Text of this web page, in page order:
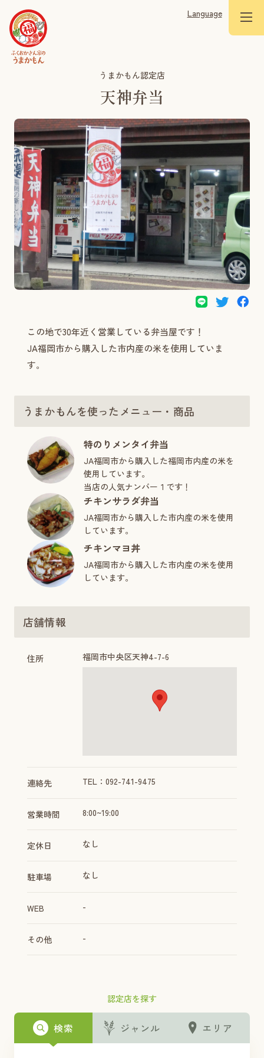
Language
うまかもん認定店
天神弁当
認定店を探す
検索 ジャンル エリア
この地で30年近く営業している弁当屋です！
JA福岡市から購入した市内産の米を使用していま
す。
うまかもんを使ったメニュー・商品
特のりメンタイ弁当
JA福岡市から購入した福岡市内産の米を
使用しています。
当店の人気ナンバー１です！
チキンサラダ弁当
JA福岡市から購入した市内産の米を使用
しています。
チキンマヨ丼
JA福岡市から購入した市内産の米を使用
しています。
店舗情報
住所 福岡市中央区天神4-7-6
連絡先 TEL：092-741-9475
営業時間 8:00~19:00
定休日 なし
駐車場 なし
WEB -
その他 -